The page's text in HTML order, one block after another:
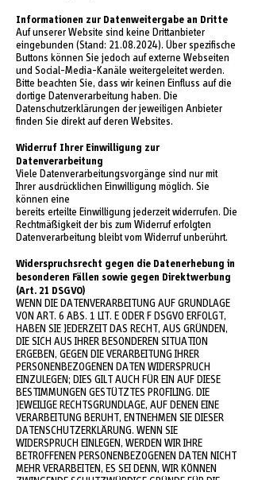
Informationen zur Datenweitergabe an Dritte
Auf unserer Website sind keine Drittanbieter
eingebunden (Stand: 21.08.2024). Über spezifische
Buttons können Sie jedoch auf externe Webseiten
und Social-Media-Kanäle weitergeleitet werden.
Bitte beachten Sie, dass wir keinen Einfluss auf die
dortige Datenverarbeitung haben. Die
Datenschutzerklärungen der jeweiligen Anbieter
finden Sie direkt auf deren Websites.
Widerruf Ihrer Einwilligung zur
Datenverarbeitung
Viele Datenverarbeitungsvorgänge sind nur mit
Ihrer ausdrücklichen Einwilligung möglich. Sie
können eine
bereits erteilte Einwilligung jederzeit widerrufen. Die
Rechtmäßigkeit der bis zum Widerruf erfolgten
Datenverarbeitung bleibt vom Widerruf unberührt.
Widerspruchsrecht gegen die Datenerhebung in
besonderen Fällen sowie gegen Direktwerbung
(Art. 21 DSGVO)
WENN DIE DATENVERARBEITUNG AUF GRUNDLAGE
VON ART. 6 ABS. 1 LIT. E ODER F DSGVO ERFOLGT,
HABEN SIE JEDERZEIT DAS RECHT, AUS GRÜNDEN,
DIE SICH AUS IHRER BESONDEREN SITUATION
ERGEBEN, GEGEN DIE VERARBEITUNG IHRER
PERSONENBEZOGENEN DATEN WIDERSPRUCH
EINZULEGEN; DIES GILT AUCH FÜR EIN AUF DIESE
BESTIMMUNGEN GESTÜTZTES PROFILING. DIE
JEWEILIGE RECHTSGRUNDLAGE, AUF DENEN EINE
VERARBEITUNG BERUHT, ENTNEHMEN SIE DIESER
DATENSCHUTZERKLÄRUNG. WENN SIE
WIDERSPRUCH EINLEGEN, WERDEN WIR IHRE
BETROFFENEN PERSONENBEZOGENEN DATEN NICHT
MEHR VERARBEITEN, ES SEI DENN, WIR KÖNNEN